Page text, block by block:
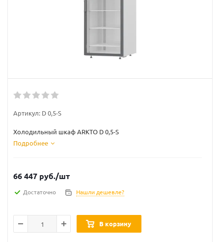
Артикул: D 0,5-S
Холодильный шкаф ARKTO D 0,5-S
Подробнее
66 447 руб./шт
Достаточно Нашли дешевле?
В корзину